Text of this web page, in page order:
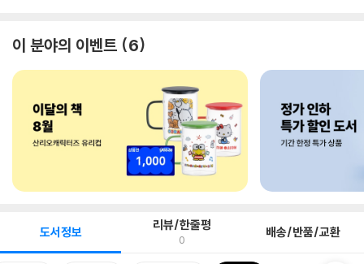
이 분야의 이벤트 6
도서정보 리뷰/한줄평
0 배송/반품/교환